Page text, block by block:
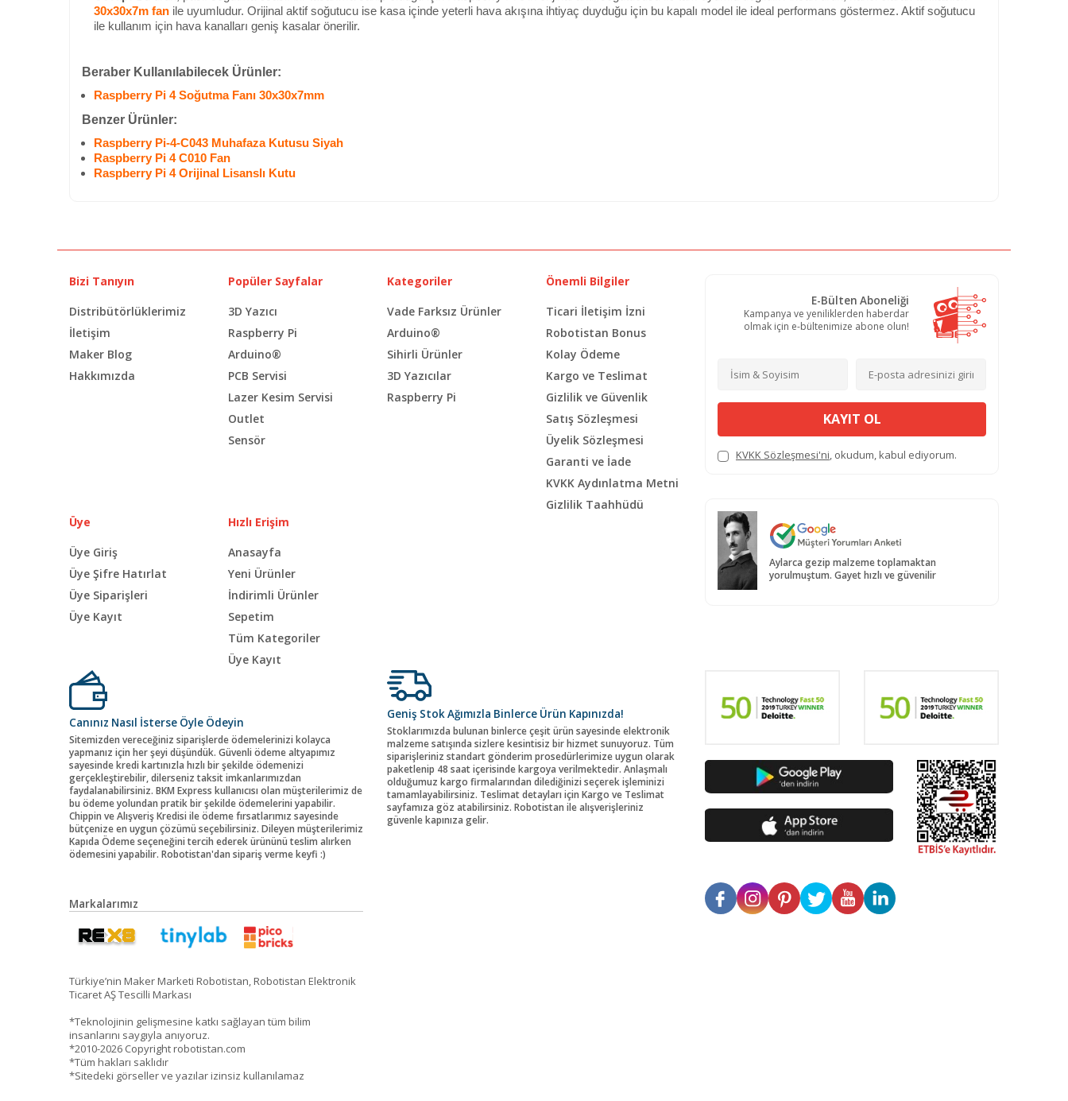
30x30x7m fan ile uyumludur. Orijinal aktif soğutucu ise kasa içinde yeterli hava akışına ihtiyaç duyduğu için bu kapalı model ile ideal performans göstermez. Aktif soğutucu
ile kullanım için hava kanalları geniş kasalar önerilir.
Beraber Kullanılabilecek Ürünler:
Raspberry Pi 4 Soğutma Fanı 30x30x7mm
Benzer Ürünler:
Raspberry Pi-4-C043 Muhafaza Kutusu Siyah
Raspberry Pi 4 C010 Fan
Raspberry Pi 4 Orijinal Lisanslı Kutu
Bizi Tanıyın
Distribütörlüklerimiz
İletişim
Maker Blog
Hakkımızda
Popüler Sayfalar
3D Yazıcı
Raspberry Pi
Arduino®
PCB Servisi
Lazer Kesim Servisi
Outlet
Sensör
Kategoriler
Vade Farksız Ürünler
Arduino®
Sihirli Ürünler
3D Yazıcılar
Raspberry Pi
Önemli Bilgiler
Ticari İletişim İzni
Robotistan Bonus
Kolay Ödeme
Kargo ve Teslimat
Gizlilik ve Güvenlik
Satış Sözleşmesi
Üyelik Sözleşmesi
Garanti ve İade
KVKK Aydınlatma Metni
Gizlilik Taahhüdü
Üye
Üye Giriş
Üye Şifre Hatırlat
Üye Siparişleri
Üye Kayıt
Hızlı Erişim
Anasayfa
Yeni Ürünler
İndirimli Ürünler
Sepetim
Tüm Kategoriler
Üye Kayıt
E-Bülten Aboneliği
Kampanya ve yeniliklerden haberdar
olmak için e-bültenimize abone olun!
KAYIT OL
KVKK Sözleşmesi'ni, okudum, kabul ediyorum.
Aylarca gezip malzeme toplamaktan
yorulmuştum. Gayet hızlı ve güvenilir
Canınız Nasıl İsterse Öyle Ödeyin
Sitemizden vereceğiniz siparişlerde ödemelerinizi kolayca
yapmanız için her şeyi düşündük. Güvenli ödeme altyapımız
sayesinde kredi kartınızla hızlı bir şekilde ödemenizi
gerçekleştirebilir, dilerseniz taksit imkanlarımızdan
faydalanabilirsiniz. BKM Express kullanıcısı olan müşterilerimiz de
bu ödeme yolundan pratik bir şekilde ödemelerini yapabilir.
Chippin ve Alışveriş Kredisi ile ödeme fırsatlarımız sayesinde
bütçenize en uygun çözümü seçebilirsiniz. Dileyen müşterilerimiz
Kapıda Ödeme seçeneğini tercih ederek ürününü teslim alırken
ödemesini yapabilir. Robotistan'dan sipariş verme keyfi :)
Geniş Stok Ağımızla Binlerce Ürün Kapınızda!
Stoklarımızda bulunan binlerce çeşit ürün sayesinde elektronik
malzeme satışında sizlere kesintisiz bir hizmet sunuyoruz. Tüm
siparişleriniz standart gönderim prosedürlerimize uygun olarak
paketlenip 48 saat içerisinde kargoya verilmektedir. Anlaşmalı
olduğumuz kargo firmalarından dilediğinizi seçerek işleminizi
tamamlayabilirsiniz. Teslimat detayları için Kargo ve Teslimat
sayfamıza göz atabilirsiniz. Robotistan ile alışverişleriniz
güvenle kapınıza gelir.
Markalarımız
Türkiye’nin Maker Marketi Robotistan, Robotistan Elektronik
Ticaret AŞ Tescilli Markası
*Teknolojinin gelişmesine katkı sağlayan tüm bilim
insanlarını saygıyla anıyoruz.
*2010-2026 Copyright robotistan.com
*Tüm hakları saklıdır
*Sitedeki görseller ve yazılar izinsiz kullanılamaz